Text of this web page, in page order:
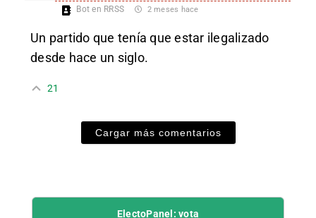
Bot en RRSS 2 meses hace
Un partido que tenía que estar ilegalizado
desde hace un siglo.
21
Cargar más comentarios
ElectoPanel: vota